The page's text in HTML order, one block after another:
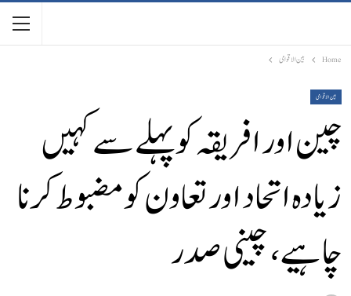
Home بین الاقوامی
بین الاقوامی
چین اور افریقہ کو پہلے سے کہیں
زیادہ اتحاد اور تعاون کو مضبوط کرنا
چاہیے، چینی صدر